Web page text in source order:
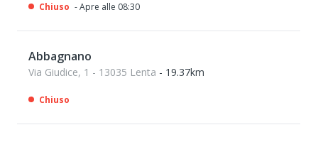
Chiuso - Apre alle 08:30
Abbagnano
Via Giudice, 1 - 13035 Lenta - 19.37km
Chiuso